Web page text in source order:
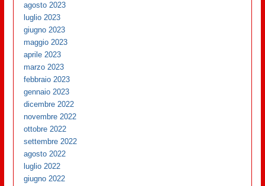
agosto 2023
luglio 2023
giugno 2023
maggio 2023
aprile 2023
marzo 2023
febbraio 2023
gennaio 2023
dicembre 2022
novembre 2022
ottobre 2022
settembre 2022
agosto 2022
luglio 2022
giugno 2022